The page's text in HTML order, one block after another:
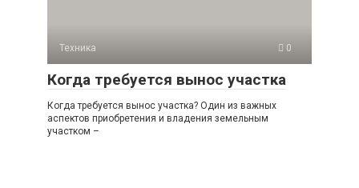
Техника 0
Когда требуется вынос участка
Когда требуется вынос участка? Один из важных
аспектов приобретения и владения земельным
участком –